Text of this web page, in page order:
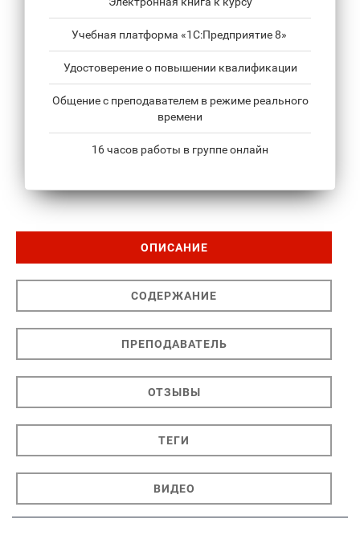
Учебная платформа «1С:Предприятие 8»
Удостоверение о повышении квалификации
Общение с преподавателем в режиме реального
времени
16 часов работы в группе онлайн
ОПИСАНИЕ
СОДЕРЖАНИЕ
ПРЕПОДАВАТЕЛЬ
ОТЗЫВЫ
ТЕГИ
ВИДЕО